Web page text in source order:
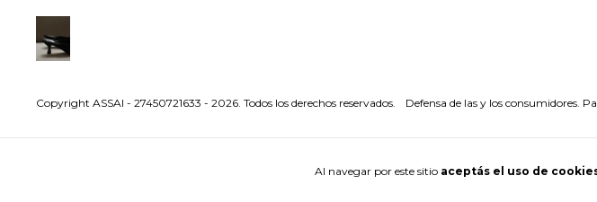
Al navegar por este sitio aceptás el uso de
Copyright ASSAI - 27450721633 - 2026. Todos los derechos reservados. Defensa de las y los consumidores.